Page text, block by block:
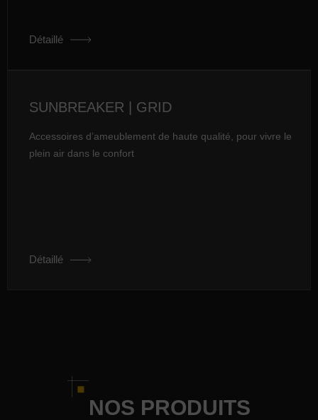
Détaillé
SUNBREAKER | GRID
Accessoires d’ameublement de haute qualité, pour vivre le
plein air dans le confort
Détaillé
NOS PRODUITS